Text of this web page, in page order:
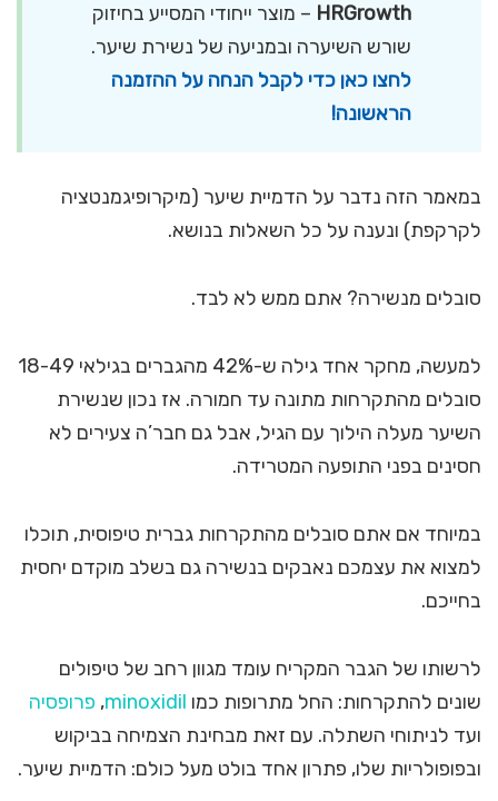
HRGrowth – מוצר ייחודי המסייע בחיזוק
שורש השיערה ובמניעה של נשירת שיער.
לחצו כאן כדי לקבל הנחה על ההזמנה
הראשונה!
במאמר הזה נדבר על הדמיית שיער (מיקרופיגמנטציה
לקרקפת) ונענה על כל השאלות בנושא.
סובלים מנשירה? אתם ממש לא לבד.
למעשה, מחקר אחד גילה ש-42% מהגברים בגילאי 18-49
סובלים מהתקרחות מתונה עד חמורה. אז נכון שנשירת
השיער מעלה הילוך עם הגיל, אבל גם חבר’ה צעירים לא
חסינים בפני התופעה המטרידה.
במיוחד אם אתם סובלים מהתקרחות גברית טיפוסית, תוכלו
למצוא את עצמכם נאבקים בנשירה גם בשלב מוקדם יחסית
בחייכם.
לרשותו של הגבר המקריח עומד מגוון רחב של טיפולים
שונים להתקרחות: החל מתרופות כמו minoxidil
, פרופסיה
ועד לניתוחי השתלה. עם זאת מבחינת הצמיחה בביקוש
ובפופולריות שלו, פתרון אחד בולט מעל כולם: הדמיית שיער.